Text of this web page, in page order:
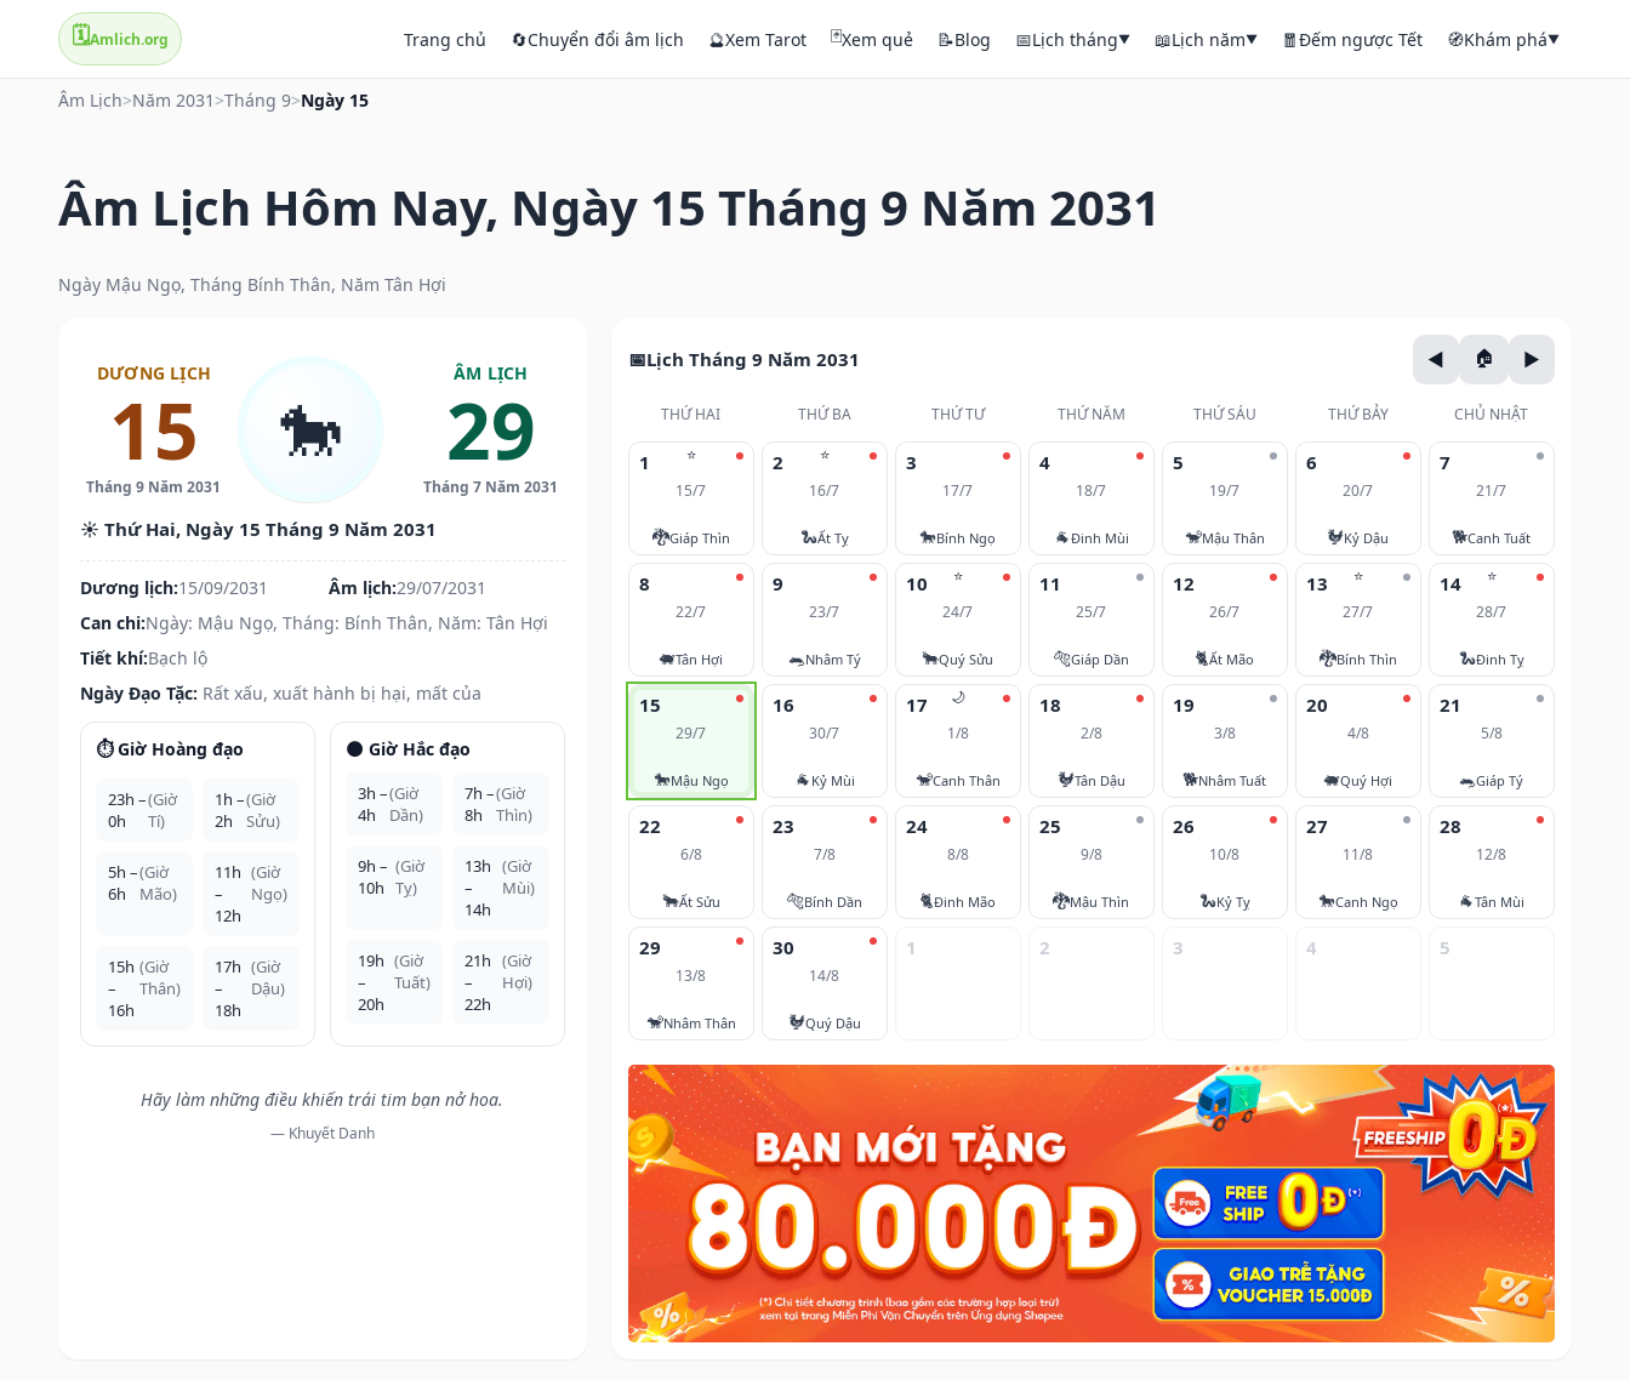
🗓️Amlich.org Trang chủ 🔄Chuyển đổi âm lịch 🔮Xem Tarot 🃏Xem quẻ 📝Blog 📅Lịch tháng▼ 📖Lịch năm▼ 🧧Đếm ngược Tết 🧭Khám phá▼
Âm Lịch>Năm 2031 >Tháng 9>Ngày 15
Âm Lịch Hôm Nay, Ngày 15 Tháng 9 Năm 2031
Ngày Mậu Ngọ, Tháng Bính Thân, Năm Tân Hợi
DƯƠNG LỊCH
15
Tháng 9 Năm 2031
🐎
ÂM LỊCH
29
Tháng 7 Năm 2031
☀️ Thứ Hai, Ngày 15 Tháng 9 Năm 2031
Dương lịch:15/09/2031 Âm lịch:29/07/2031
Can chi:Ngày: Mậu Ngọ, Tháng: Bính Thân, Năm: Tân Hợi
Tiết khí:Bạch lộ
Ngày Đạo Tặc: Rất xấu, xuất hành bị hại, mất của
⏱️ Giờ Hoàng đạo
23h –
0h
(Giờ
Tí)
1h –
2h
(Giờ
Sửu)
5h –
6h
(Giờ
Mão)
11h
–
12h
(Giờ
Ngọ)
15h
–
16h
(Giờ
Thân)
17h
–
18h
(Giờ
Dậu)
🌑 Giờ Hắc đạo
3h –
4h
(Giờ
Dần)
7h –
8h
(Giờ
Thìn)
9h –
10h
(Giờ
Tỵ)
13h
–
14h
(Giờ
Mùi)
19h
–
20h
(Giờ
Tuất)
21h
–
22h
(Giờ
Hợi)
Hãy làm những điều khiến trái tim bạn nở hoa.
— Khuyết Danh
Lịch Tháng 9 Năm 2031
THỨ HAI THỨ BA THỨ TƯ THỨ NĂM THỨ SÁU THỨ BẢY
CHỦ NHẬT
⭐
1
15/7
🐉Giáp Thìn
⭐
2
16/7
🐍Ất Tỵ
3
17/7
🐎Bính Ngọ
4
18/7
🐐Đinh Mùi
5
19/7
🐒Mậu Thân
6
20/7
🐓Kỷ Dậu
7
21/7
🐕Canh Tuất
8
22/7
🐖Tân Hợi
9
23/7
🐀Nhâm Tý
⭐
10
24/7
🐂Quý Sửu
11
25/7
🐅Giáp Dần
12
26/7
🐈Ất Mão
⭐
13
27/7
🐉Bính Thìn
⭐
14
28/7
🐍Đinh Tỵ
15
29/7
🐎Mậu Ngọ
16
30/7
🐐 Kỷ Mùi
🌙
17
1/8
🐒Canh Thân
18
2/8
🐓Tân Dậu
19
3/8
🐕Nhâm Tuất
20
4/8
🐖Quý Hợi
21
5/8
🐀Giáp Tý
22
6/8
🐂Ất Sửu
23
7/8
🐅Bính Dần
24
8/8
🐈Đinh Mão
25
9/8
🐉Mậu Thìn
26
10/8
🐍Kỷ Tỵ
27
11/8
🐎Canh Ngọ
28
12/8
🐐Tân Mùi
29
13/8
🐒Nhâm Thân
30
14/8
🐓Quý Dậu
1 2 3 4 5